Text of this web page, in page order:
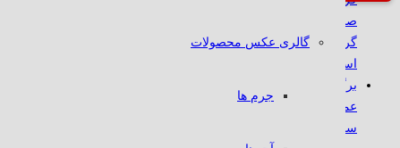
گالری عکس محصولات
جرم ها
صنایع نسوز توکا،
گروه کار نمونه
استان هرمزگان شد
برگزاری مجمع
عمومی عادی
سالیانه شرکت